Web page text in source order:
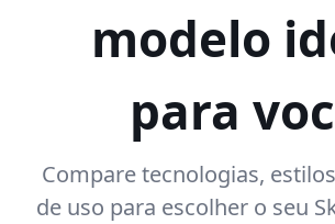
modelo
para
Compare tecnologias,
de uso para escolher o seu